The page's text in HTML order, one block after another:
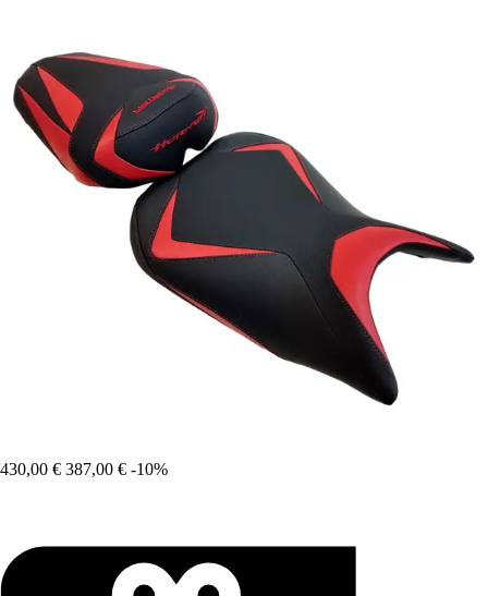
430,00 € 387,00 € -10%